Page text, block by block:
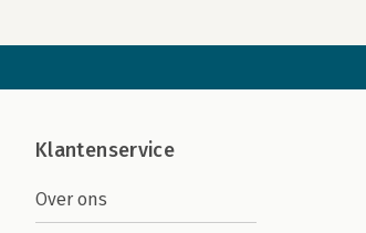
Klantenservice
Over ons